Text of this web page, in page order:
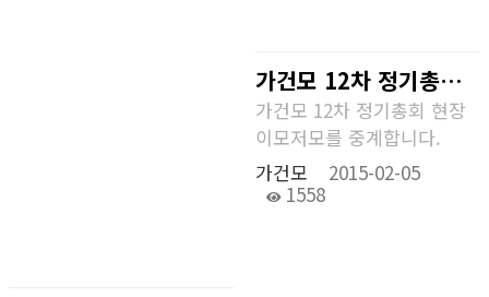
가건모 12차 정기총회 현장
가건모 12차 정기총회 현장
이모저모를 중계합니다.
가건모
2015-02-05
1558